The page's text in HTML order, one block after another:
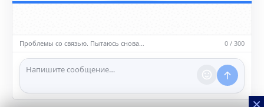
5️⃣ Уместность контента
насилию.
ℹ️ Модераторы и администраторы вправе удалять
сообщения и ограничивать доступ к чату при
нарушении правил.
Проблемы со связью. Пытаюсь снова… 0 / 300